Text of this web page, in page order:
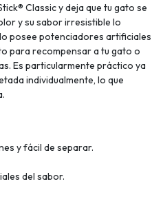
Classic y deja que tu gato se
y su sabor irresistible lo
posee potenciadores artificiales
para recompensar a tu gato o
Es particularmente práctico ya
individualmente, lo que
y fácil de separar.
del sabor.